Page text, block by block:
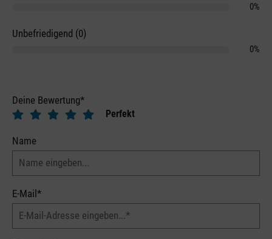
0%
Unbefriedigend (0)
0%
Deine Bewertung*
Perfekt
Name
E-Mail*